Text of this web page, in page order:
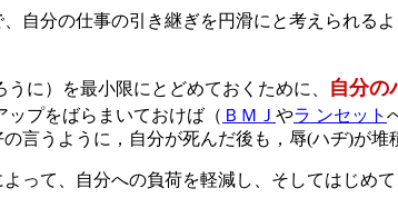
分の仕事の引き継ぎを円滑にと考えられる
に）を最小限にとどめておくために、
自分の
プをばらまいておけば（ ＢＭＪ やラ ンセット
うように，自分が死んだ後も，辱(ハヂ)が堆
って、自分への負荷を軽減し、そしてはじめ